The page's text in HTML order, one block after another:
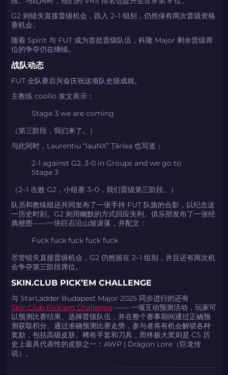
2024LONG
如何使用促销代码
带上你的促销代码
带上你的促销代码
G2 则错失直接晋级机会，跌入 2–1 组别，仍然保有两次晋级资格
赛机会。
随着 Spirit 与 FUT 成为首批晋级队伍，科隆 Major 剩余晋级席
位的争夺仍在继续。
战队动态
FUT 全队赛后兴奋庆祝这项队史级成就。
主教练 coolio 发文表示：
Stage 3 we are coming
（第三阶段，我们来了。）
与此同时，Laurentiu “lauNX” Țârlea 也写道：
2-1 against G2. 3-0 in Groups and we go to
Stage 3
（2–1 击败 G2，小组赛 3–0，我们晋级第三阶段。）
队员和教练组还共同发布了一张手持 FUT 队旗的合影，以纪念这
一历史时刻。G2 则用幽默的方式回应失利。俱乐部发布了一张经
典梗图——一块巨石沿山坡滚落，并配文：
Fuck fuck fuck fuck fuck
尽管错失直接晋级机会，G2 仍然留在 2–1 组别，并且还有两次机
会争夺第三阶段席位。
SKIN.CLUB PICK’EM CHALLENGE
与 StarLadder Budapest Major 2025 同步进行的还有
Skin.Club Pick’em Challenge —— 一项互动预测活动，玩家可
以预测比赛结果、选择晋级队伍，并在整个赛事期间通过正确预
测获取积分。通过准确预测比赛走势，参与者将有机会解锁各种
奖励，包括高级皮肤、稀有手套和刀具，而终极大奖则是 CS 历
史上最具代表性的皮肤之一：AWP | Dragon Lore（巨龙传
说）。